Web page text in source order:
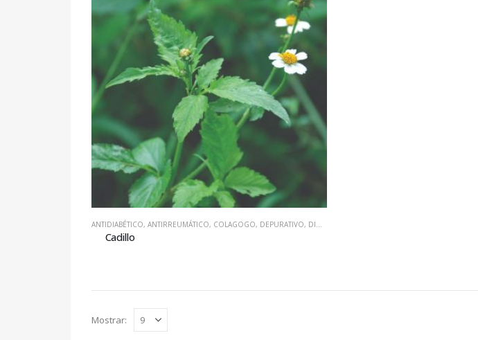
ANTIDIABÉTICO, ANTIRREUMÁTICO, COLAGOGO, DEPURATIVO, DIGESTIVO
Cadillo
Mostrar: